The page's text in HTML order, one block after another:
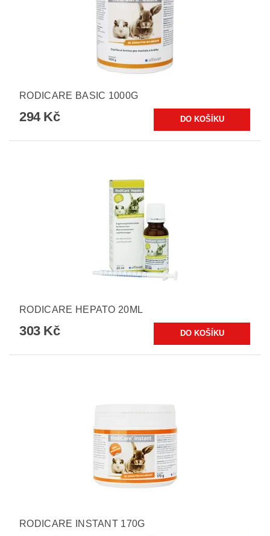
RODICARE BASIC 1000G
294 Kč
RODICARE HEPATO 20ML
303 Kč
RODICARE INSTANT 170G